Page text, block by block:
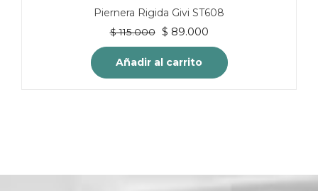
Piernera Rigida Givi ST608
$115.000 El
precio
original
era:
$ 89.000El
precio
actual
es:
Añadir al carrito